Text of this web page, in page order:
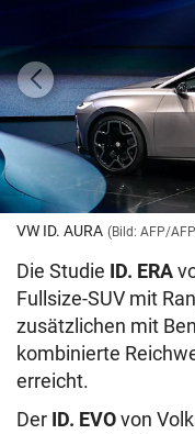
VW ID. AURA (Bild: AFP/
Die Studie ID. ERA
Fullsize-SUV mit
zusätzlichen mit
kombinierte
erreicht.
Der ID. EVOvon